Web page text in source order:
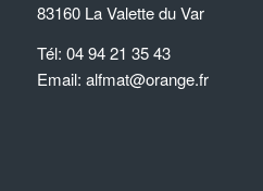
83160 La Valette du Var
Tél: 04 94 21 35 43
Email: alfmat@orange.fr